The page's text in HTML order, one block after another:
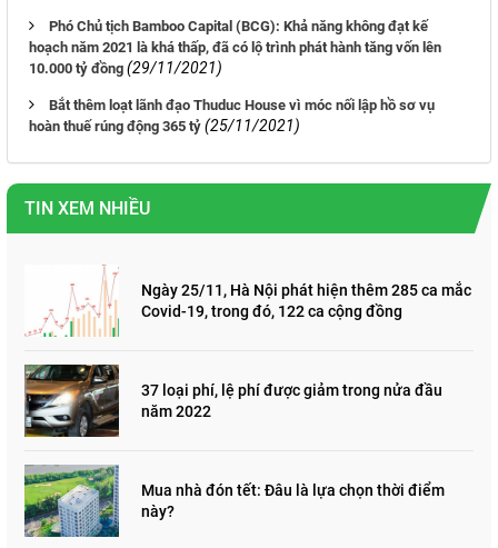
Phó Chủ tịch Bamboo Capital (BCG): Khả năng không đạt kế
hoạch năm 2021 là khá thấp, đã có lộ trình phát hành tăng vốn lên
10.000 tỷ đồng (29/11/2021)
Bắt thêm loạt lãnh đạo Thuduc House vì móc nối lập hồ sơ vụ
hoàn thuế rúng động 365 tỷ (25/11/2021)
TIN XEM NHIỀU
Ngày 25/11, Hà Nội phát hiện thêm 285 ca mắc
Covid-19, trong đó, 122 ca cộng đồng
37 loại phí, lệ phí được giảm trong nửa đầu
năm 2022
Mua nhà đón tết: Đâu là lựa chọn thời điểm
này?